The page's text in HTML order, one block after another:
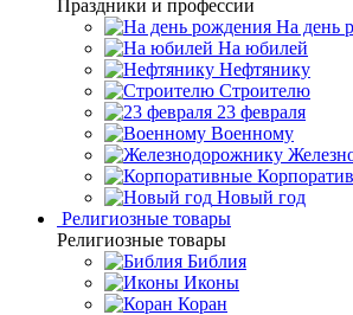
Праздники и профессии
На день
На юбилей
Нефтянику
Строителю
23 февраля
Военному
Новый год
Религиозные товары
Религиозные товары
Библия
Иконы
Коран